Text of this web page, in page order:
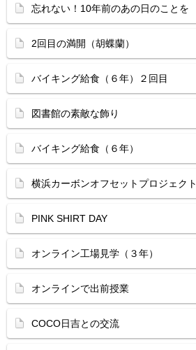
忘れない！10年前のあの日のことを
2回目の満開（胡蝶蘭）
バイキング給食（６年）２回目
図書館の素敵な飾り
バイキング給食（６年）
横浜カーボンオフセットプロジェクト
PINK SHIRT DAY
オンライン工場見学（３年）
オンラインで出前授業
COCO日吉との交流